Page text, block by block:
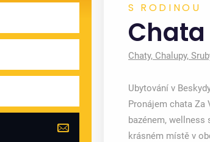
S RODINOU
Chata
Chaty, Chalupy,
Ubytování v
Pronájem chata Za
bazénem,
krásném místě v